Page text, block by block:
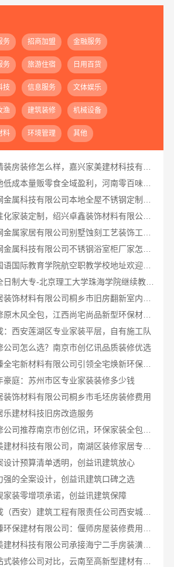
务 招商加盟 金融服务
务 旅游住宿 日用百货
技 信息服务 文体娱乐
渔 建筑装修 机械设备
料 环境管理 其他
河南本地低成本量贩零食全域盈利，河南零百味供应链有限公司加盟
绍兴个性化家装定制，绍兴卓鑫装饰材料有限公司环保优质材料
广东省全日制大专-北京理工大学珠海学院继续教育学院
江西装修原木风全包，江西尚宅尚品新型环保材料有限公司省心无忧装修
：西安莲湖区专业家装平层，自有施工队
公司怎么选？南京市创亿讯品质装修优选
邯郸至臻全宅新材料有限公司引领全宅焕新环保材料
豪庭：苏州市区专业家装装修多少钱
装饰材料有限公司桐乡市毛坯房装修费用
乐建材科技旧房改造服务
设计预算清单透明，创益讯建筑放心
强的全案设计，创益讯建筑口碑之选
家装零增项承诺，创益讯建筑保障
居安天成（西安）建筑工程有限责任公司西安城区一站式毛坯房施工
嘉兴家美建材科技有限公司承接海宁二手房装潢施工